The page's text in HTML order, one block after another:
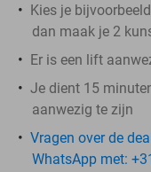
Kies je
dan maak je 2
Er is een lift
Je dient 15
aanwezig te zijn
Vragen over de
WhatsApp met: